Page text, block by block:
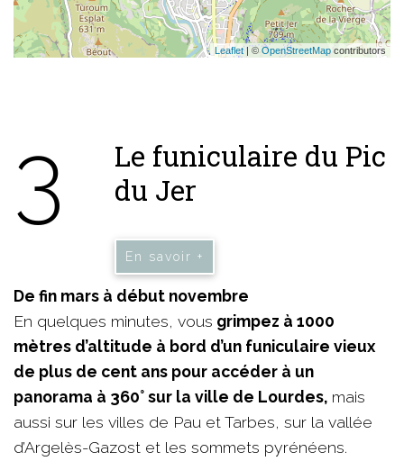
Leaflet| ©OpenStreetMap contributors
3
Le funiculaire du Pic
du Jer
En savoir +
De fin mars à début novembre
En quelques minutes, vous grimpez à 1000
mètres d’altitude à bord d’un funiculaire vieux
de plus de cent ans pour accéder à un
panorama à 360° sur la ville de Lourdes, mais
aussi sur les villes de Pau et Tarbes, sur la vallée
d’Argelès-Gazost et les sommets pyrénéens.